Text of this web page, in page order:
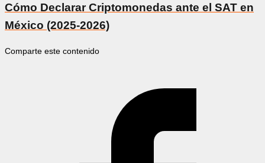
Cómo Declarar Criptomonedas ante el SAT en
México (2025-2026)
Comparte este contenido